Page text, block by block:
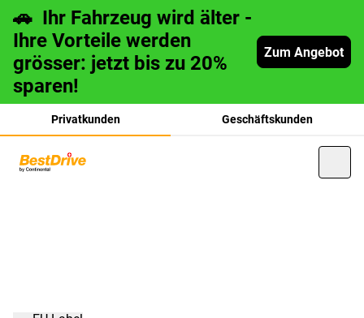
🚗 Ihr Fahrzeug wird älter -
Ihre Vorteile werden
grösser: jetzt bis zu 20%
sparen!
Zum Angebot
Privatkunden Geschäftskunden